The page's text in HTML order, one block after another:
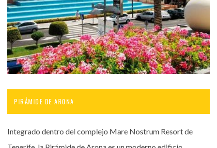
PIRÁMIDE DE ARONA
Integrado dentro del complejo Mare Nostrum Resort de